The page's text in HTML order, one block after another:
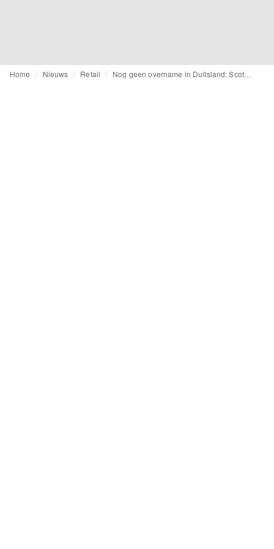
Home Nieuws Retail Nog geen overname in Duitsland: Scotch & Soda winkels sluiten eind augustus